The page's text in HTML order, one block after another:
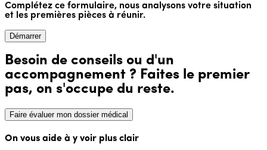
Complétez ce formulaire, nous analysons votre situation
et les premières pièces à réunir.
Démarrer
Besoin de conseils ou d'un
accompagnement ? Faites le premier
pas, on s'occupe du reste.
Faire évaluer mon dossier médical
On vous aide à y voir plus clair